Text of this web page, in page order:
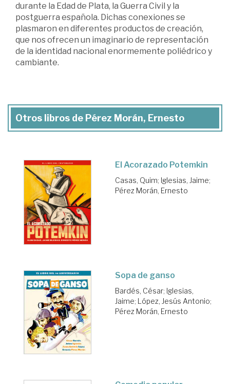
durante la Edad de Plata, la Guerra Civil y la
postguerra española. Dichas conexiones se
plasmaron en diferentes productos de creación,
que nos ofrecen un imaginario de representación
de la identidad nacional enormemente poliédrico y
cambiante.
Otros libros de Pérez Morán, Ernesto
El Acorazado Potemkin
Casas, Quim; Iglesias, Jaime;
Pérez Morán, Ernesto
Sopa de ganso
Bardés, César; Iglesias,
Jaime; López, Jesús Antonio;
Pérez Morán, Ernesto